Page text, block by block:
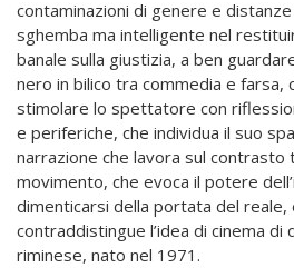
contaminazioni di genere e
sghemba ma intelligente nel
banale sulla giustizia, a ben
nero in bilico tra commedia e farsa,
stimolare lo spettatore con
e periferiche, che individua il suo
narrazione che lavora sul
movimento, che evoca il potere
dimenticarsi della portata del
contraddistingue l’idea di cinema di
riminese, nato nel 1971.